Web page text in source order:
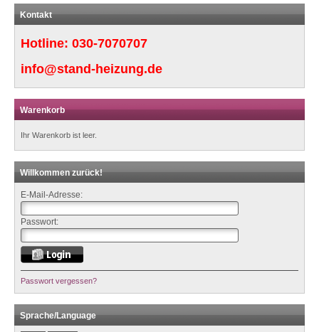
Kontakt
Hotline: 030-7070707
info@stand-heizung.de
Warenkorb
Ihr Warenkorb ist leer.
Willkommen zurück!
E-Mail-Adresse:
Passwort:
Passwort vergessen?
Sprache/Language